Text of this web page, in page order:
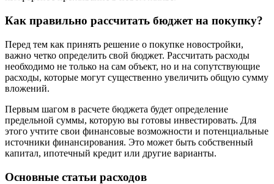
Как правильно рассчитать бюджет на покупку?
Перед тем как принять решение о покупке новостройки,
важно четко определить свой бюджет. Рассчитать расходы
необходимо не только на сам объект, но и на сопутствующие
расходы, которые могут существенно увеличить общую сумму
вложений.
Первым шагом в расчете бюджета будет определение
предельной суммы, которую вы готовы инвестировать. Для
этого учтите свои финансовые возможности и потенциальные
источники финансирования. Это может быть собственный
капитал, ипотечный кредит или другие варианты.
Основные статьи расходов